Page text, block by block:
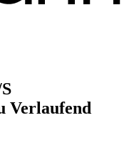
Verlaufend